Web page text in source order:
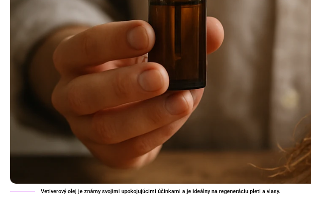
Vetiverový olej je známy svojimi upokojujúcimi účinkami a je ideálny na regeneráciu pleti a vlasy.